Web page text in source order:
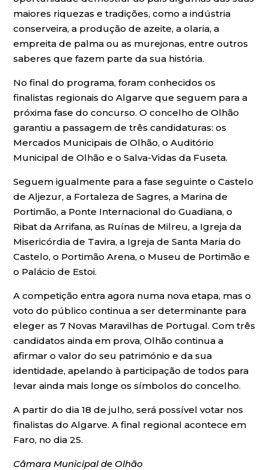
maiores riquezas e tradições, como a indústria
conserveira, a produção de azeite, a olaria, a
empreita de palma ou as murejonas, entre outros
saberes que fazem parte da sua história.
No final do programa, foram conhecidos os
finalistas regionais do Algarve que seguem para a
próxima fase do concurso. O concelho de Olhão
garantiu a passagem de três candidaturas: os
Mercados Municipais de Olhão, o Auditório
Municipal de Olhão e o Salva-Vidas da Fuseta.
Seguem igualmente para a fase seguinte o Castelo
de Aljezur, a Fortaleza de Sagres, a Marina de
Portimão, a Ponte Internacional do Guadiana, o
Ribat da Arrifana, as Ruínas de Milreu, a Igreja da
Misericórdia de Tavira, a Igreja de Santa Maria do
Castelo, o Portimão Arena, o Museu de Portimão e
o Palácio de Estoi.
A competição entra agora numa nova etapa, mas o
voto do público continua a ser determinante para
eleger as 7 Novas Maravilhas de Portugal. Com três
candidatos ainda em prova, Olhão continua a
afirmar o valor do seu património e da sua
identidade, apelando à participação de todos para
levar ainda mais longe os símbolos do concelho.
A partir do dia 18 de julho, será possível votar nos
finalistas do Algarve. A final regional acontece em
Faro, no dia 25.
Câmara Municipal de Olhão